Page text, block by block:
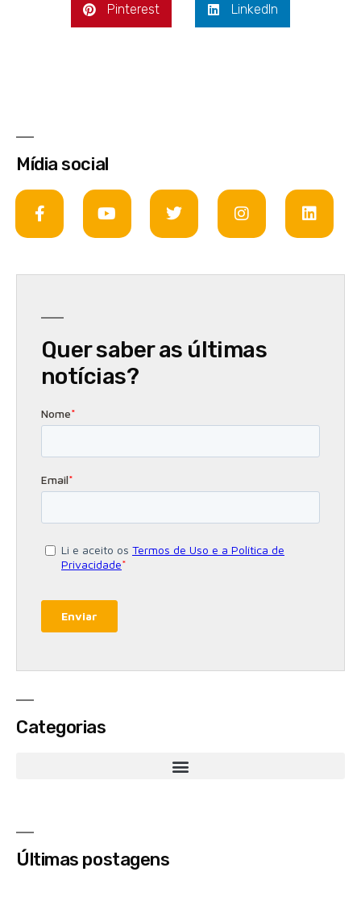
Pinterest LinkedIn
Mídia social
Quer saber as últimas
notícias?
Categorias
Últimas postagens